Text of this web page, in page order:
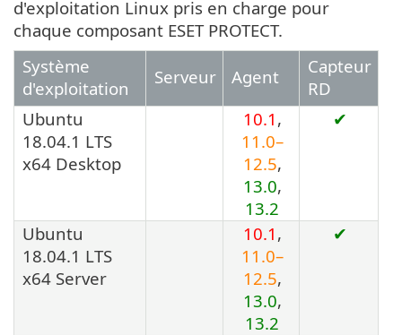
d'exploitation Linux pris en charge pour
chaque composant ESET PROTECT.
Système
d'exploitation
Serveur Agent
Capteur
RD
Ubuntu
18.04.1 LTS
x64 Desktop
10.1 ,
11.0–
12.5,
13.0,
13.2
✔
Ubuntu
18.04.1 LTS
x64 Server
10.1 ,
11.0–
12.5,
13.0,
13.2
✔